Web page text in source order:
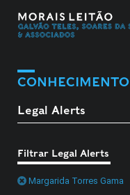
CONHECIMENTO
Filtrar Legal Alerts
Margarida Torres Gama